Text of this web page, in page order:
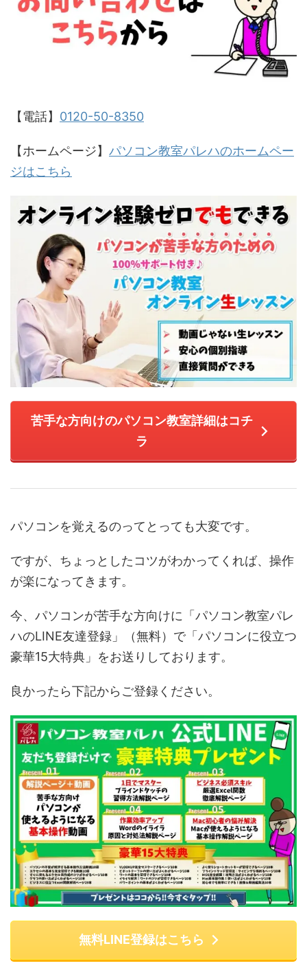
【電話】 0120-50-8350
【ホームページ】 パソコン教室パレハのホームペー
ジはこちら
苦手な方向けのパソコン教室詳細はコチ
ラ
パソコンを覚えるのってとっても大変です。
ですが、ちょっとしたコツがわかってくれば、操作
が楽になってきます。
今、パソコンが苦手な方向けに「パソコン教室パレ
ハのLINE友達登録」（無料）で「パソコンに役立つ
豪華15大特典」をお送りしております。
良かったら下記からご登録ください。
無料LINE登録はこちら